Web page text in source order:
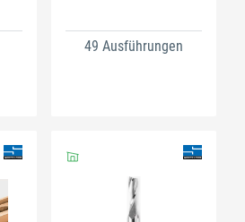
49 Ausführungen